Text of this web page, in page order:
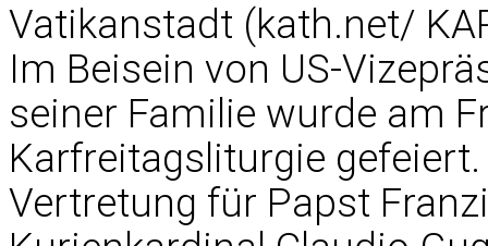
Vatikanstadt (kath.net/
Im Beisein von US-
seiner Familie wurde am
Karfreitagsliturgie
Vertretung für Papst